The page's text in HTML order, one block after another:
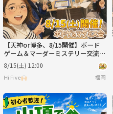
【天神or博多、8/15開催】ボード
ゲーム＆マーダーミステリー交流
会！🎲初心者歓迎・20代30代限定
✨
8/15(土) 12:00
Hi Five🙌🏻 福岡